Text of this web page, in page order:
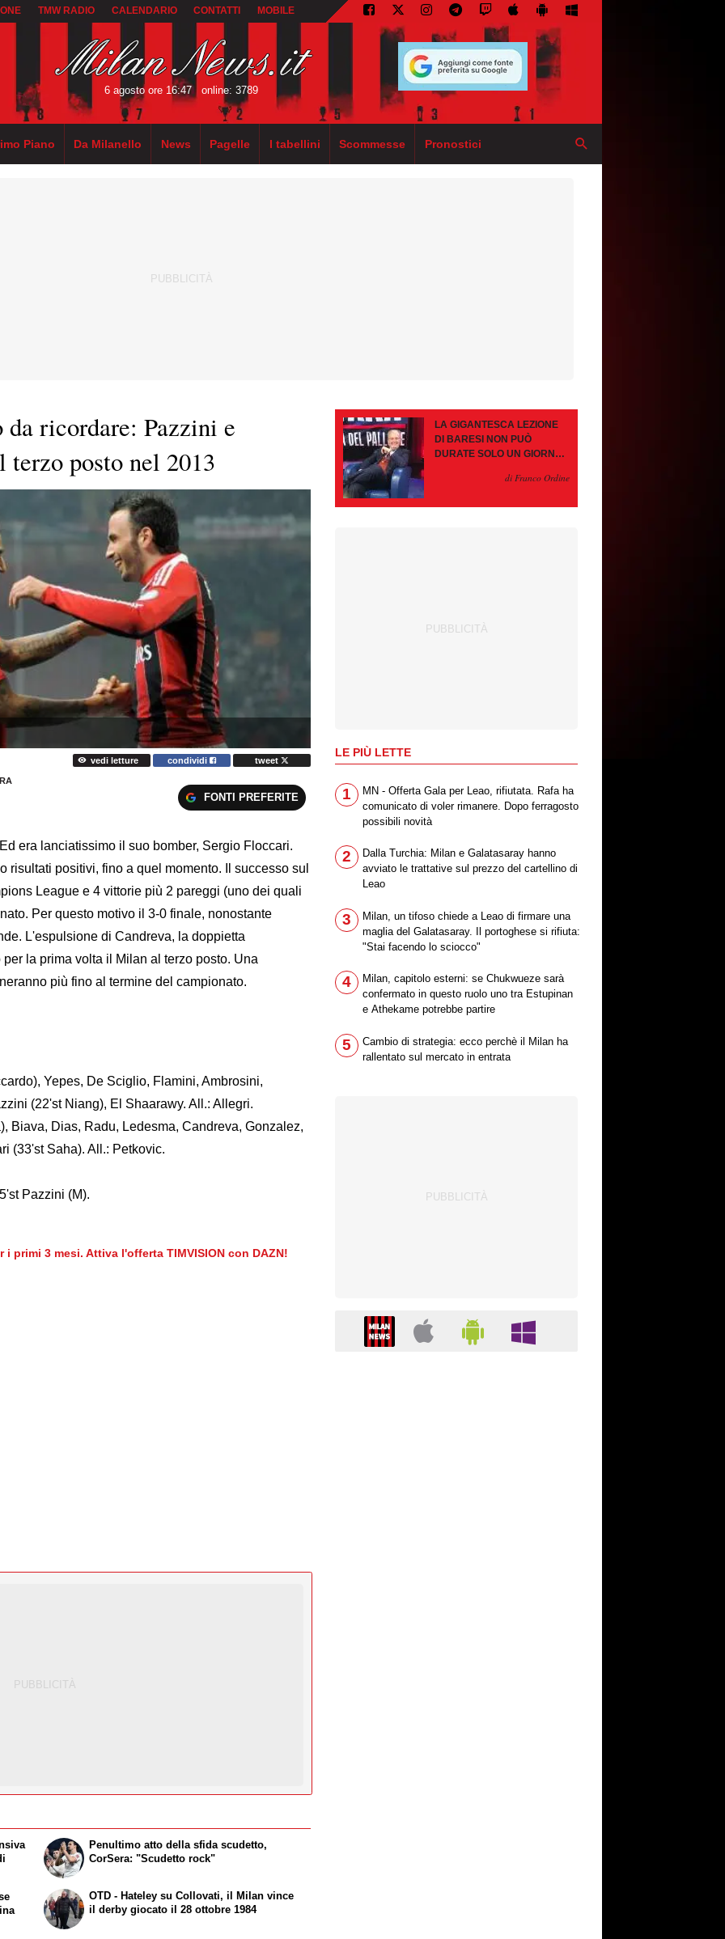
TMW RADIO CALENDARIO CONTATTI MOBILE
6 agosto ore 16:47 online: 3789
Piano Da Milanello News Pagelle I tabellini Scommesse Pronostici
ricordare: Pazzini e
posto nel 2013
vedi letture condividi tweet
FONTI PREFERITE
era lanciatissimo il suo bomber, Sergio Floccari.
risultati positivi, fino a quel momento. Il successo sul
League e 4 vittorie più 2 pareggi (uno dei quali
Per questo motivo il 3-0 finale, nonostante
L'espulsione di Candreva, la doppietta
la prima volta il Milan al terzo posto. Una
più fino al termine del campionato.
Yepes, De Sciglio, Flamini, Ambrosini,
(22'st Niang), El Shaarawy. All.: Allegri.
Biava, Dias, Radu, Ledesma, Candreva, Gonzalez,
(33'st Saha). All.: Petkovic.
Pazzini (M).
i primi 3 mesi. Attiva l'offerta TIMVISION con DAZN!
Penultimo atto della sfida scudetto,
CorSera: "Scudetto rock"
OTD - Hateley su Collovati, il Milan vince
il derby giocato il 28 ottobre 1984
LA GIGANTESCA LEZIONE
DI BARESI NON PUÒ
DURATE SOLO UN GIORNO.
CONTROMOSSEdi Franco Ordine
LE PIÙ LETTE
1
MN - Offerta Gala per Leao, rifiutata. Rafa ha
comunicato di voler rimanere. Dopo ferragosto
possibili novità
2
Dalla Turchia: Milan e Galatasaray hanno
avviato le trattative sul prezzo del cartellino di
Leao
3
Milan, un tifoso chiede a Leao di firmare una
maglia del Galatasaray. Il portoghese si rifiuta:
"Stai facendo lo sciocco"
4
Milan, capitolo esterni: se Chukwueze sarà
confermato in questo ruolo uno tra Estupinan
e Athekame potrebbe partire
5
Cambio di strategia: ecco perchè il Milan ha
rallentato sul mercato in entrata